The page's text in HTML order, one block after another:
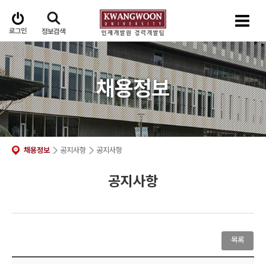
로그인 정보검색
채용정보
채용정보 공지사항 공지사항
공지사항
목록